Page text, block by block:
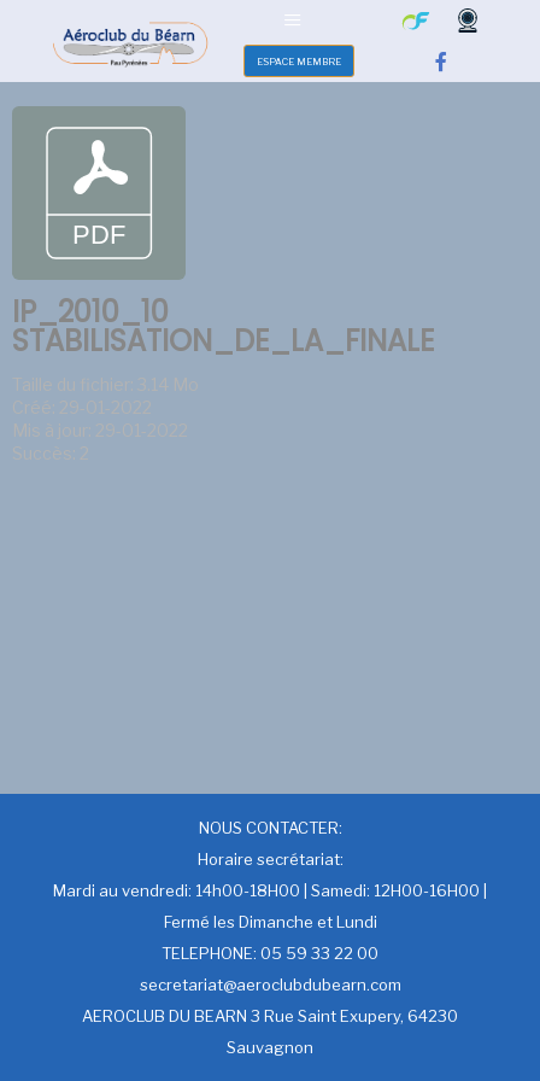
ESPACE MEMBRE
IP_2010_10
STABILISATION_DE_LA_FINALE
Taille du fichier: 3.14 Mo
Créé: 29-01-2022
Mis à jour: 29-01-2022
Succès: 2
NOUS CONTACTER:
Horaire secrétariat:
Mardi au vendredi: 14h00-18H00 | Samedi: 12H00-16H00 |
Fermé les Dimanche et Lundi
TELEPHONE: 05 59 33 22 00
secretariat@aeroclubdubearn.com
AEROCLUB DU BEARN 3 Rue Saint Exupery, 64230
Sauvagnon